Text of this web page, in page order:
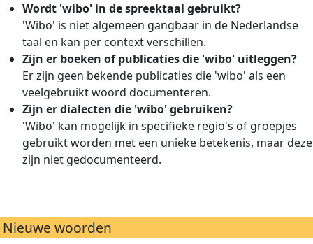
Wordt 'wibo' in de spreektaal gebruikt?
'Wibo' is niet algemeen gangbaar in de Nederlandse
taal en kan per context verschillen.
Zijn er boeken of publicaties die 'wibo' uitleggen?
Er zijn geen bekende publicaties die 'wibo' als een
veelgebruikt woord documenteren.
Zijn er dialecten die 'wibo' gebruiken?
'Wibo' kan mogelijk in specifieke regio's of groepjes
gebruikt worden met een unieke betekenis, maar deze
zijn niet gedocumenteerd.
Nieuwe woorden